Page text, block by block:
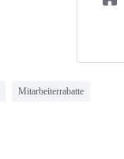
Mitarbeiterrabatte